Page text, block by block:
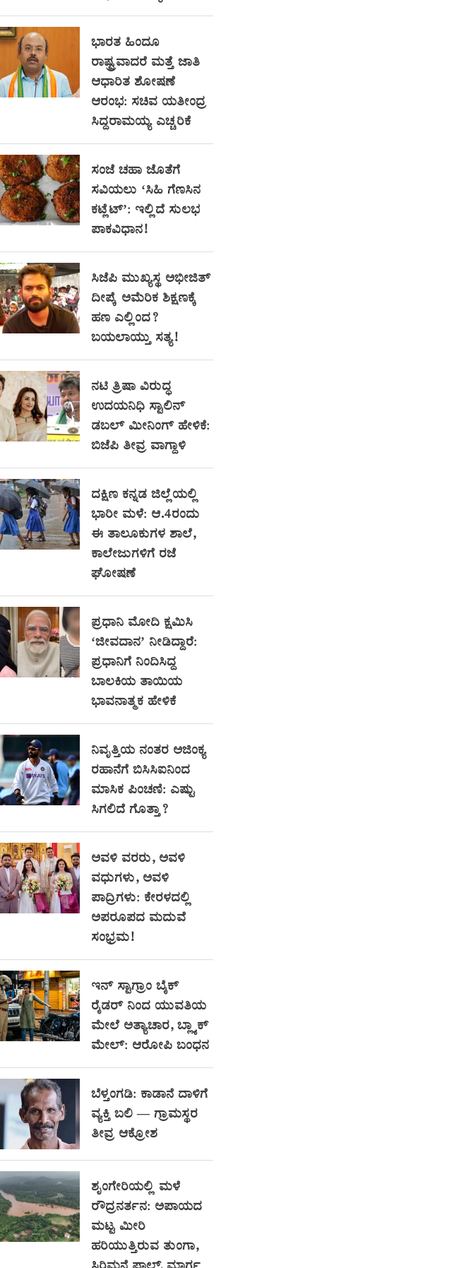
ಭಾರತ ಹಿಂದೂ
ರಾಷ್ಟ್ರವಾದರೆ ಮತ್ತೆ ಜಾತಿ
ಆಧಾರಿತ ಶೋಷಣೆ
ಆರಂಭ: ಸಚಿವ ಯತೀಂದ್ರ
ಸಿದ್ದರಾಮಯ್ಯ ಎಚ್ಚರಿಕೆ
ಸಂಜೆ ಚಹಾ ಜೊತೆಗೆ
ಸವಿಯಲು ‘ಸಿಹಿ ಗೆಣಸಿನ
ಕಟ್ಲೆಟ್’: ಇಲ್ಲಿದೆ ಸುಲಭ
ಪಾಕವಿಧಾನ!
ಸಿಜೆಪಿ ಮುಖ್ಯಸ್ಥ ಅಭೀಜಿತ್
ದೀಪ್ಕೆ ಅಮೆರಿಕ ಶಿಕ್ಷಣಕ್ಕೆ
ಹಣ ಎಲ್ಲಿಂದ?
ಬಯಲಾಯ್ತು ಸತ್ಯ!
ನಟಿ ತ್ರಿಷಾ ವಿರುದ್ಧ
ಉದಯನಿಧಿ ಸ್ಟಾಲಿನ್
ಡಬಲ್ ಮೀನಿಂಗ್ ಹೇಳಿಕೆ:
ಬಿಜೆಪಿ ತೀವ್ರ ವಾಗ್ದಾಳಿ
ದಕ್ಷಿಣ ಕನ್ನಡ ಜಿಲ್ಲೆಯಲ್ಲಿ
ಭಾರೀ ಮಳೆ: ಆ.4ರಂದು
ಈ ತಾಲೂಕುಗಳ ಶಾಲೆ,
ಕಾಲೇಜುಗಳಿಗೆ ರಜೆ
ಘೋಷಣೆ
ಪ್ರಧಾನಿ ಮೋದಿ ಕ್ಷಮಿಸಿ
‘ಜೀವದಾನ’ ನೀಡಿದ್ದಾರೆ:
ಪ್ರಧಾನಿಗೆ ನಿಂದಿಸಿದ್ದ
ಬಾಲಕಿಯ ತಾಯಿಯ
ಭಾವನಾತ್ಮಕ ಹೇಳಿಕೆ
ನಿವೃತ್ತಿಯ ನಂತರ ಅಜಿಂಕ್ಯ
ರಹಾನೆಗೆ ಬಿಸಿಸಿಐನಿಂದ
ಮಾಸಿಕ ಪಿಂಚಣಿ: ಎಷ್ಟು
ಸಿಗಲಿದೆ ಗೊತ್ತಾ?
ಅವಳಿ ವರರು, ಅವಳಿ
ವಧುಗಳು, ಅವಳಿ
ಪಾದ್ರಿಗಳು: ಕೇರಳದಲ್ಲಿ
ಅಪರೂಪದ ಮದುವೆ
ಸಂಭ್ರಮ!
ಇನ್ ಸ್ಟಾಗ್ರಾಂ ಬೈಕ್
ರೈಡರ್ ನಿಂದ ಯುವತಿಯ
ಮೇಲೆ ಅತ್ಯಾಚಾರ, ಬ್ಲ್ಯಾಕ್
ಮೇಲ್: ಆರೋಪಿ ಬಂಧನ
ಬೆಳ್ತಂಗಡಿ: ಕಾಡಾನೆ ದಾಳಿಗೆ
ವ್ಯಕ್ತಿ ಬಲಿ — ಗ್ರಾಮಸ್ಥರ
ತೀವ್ರ ಆಕ್ರೋಶ
ಶೃಂಗೇರಿಯಲ್ಲಿ ಮಳೆ
ರೌದ್ರನರ್ತನ: ಅಪಾಯದ
ಮಟ್ಟ ಮೀರಿ
ಹರಿಯುತ್ತಿರುವ ತುಂಗಾ,